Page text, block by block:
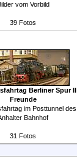
vom Vorbild
39 Fotos
Berliner Spur II
Freunde
im Posttunnel des
Bahnhof
31 Fotos